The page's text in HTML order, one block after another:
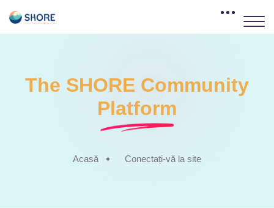
The SHORE Community
Platform
Acasă Conectați-vă la site